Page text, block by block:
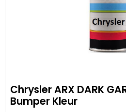
Chrysler ARX DARK
Bumper Kleur